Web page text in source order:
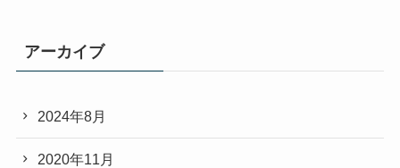
アーカイブ
2024年8月
2020年11月